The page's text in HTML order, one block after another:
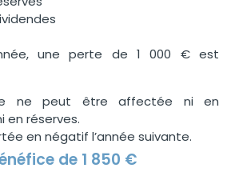
une perte de 1 000 € est
ne peut être affectée ni en
en réserves.
en négatif l’année suivante.
de 1 850 €